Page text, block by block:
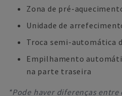
Zona de pré-
Unidade de
Troca semi-automática
Empilhamento
na parte traseira
*Pode haver diferenças